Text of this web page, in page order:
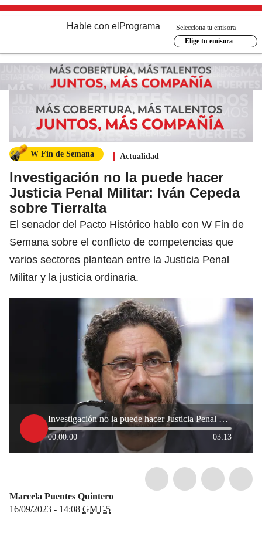
Hable con el Programa
Selecciona tu emisora
Elige tu emisora
W Fin de Semana Actualidad
Investigación no la puede hacer
Justicia Penal Militar: Iván Cepeda
sobre Tierralta
El senador del Pacto Histórico hablo con W Fin de
Semana sobre el conflicto de competencias que
varios sectores plantean entre la Justicia Penal
Militar y la justicia ordinaria.
Investigación no la puede hacer Justicia Penal Militar: Iván Cepeda sobre Tierralta
00:00:00 03:13
Marcela Puentes Quintero
16/09/2023 - 14:08 GMT-5